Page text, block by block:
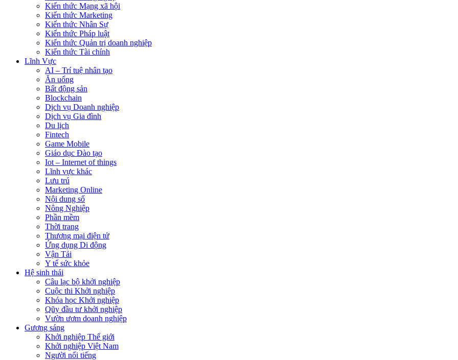
Kiến thức Mạng xã hội
Kiến thức Marketing
Kiến thức Nhân Sự
Kiến thức Pháp luật
Kiến thức Quản trị doanh nghiệp
Kiến thức Tài chính
Lĩnh Vực
AI – Trí tuệ nhân tạo
Ăn uống
Bất động sản
Blockchain
Dịch vụ Doanh nghiệp
Dịch vụ Gia đình
Du lịch
Fintech
Game Mobile
Giáo dục Đào tạo
Iot – Internet of things
Lĩnh vực khác
Lưu trú
Marketing Online
Nội dung số
Nông Nghiệp
Phần mềm
Thời trang
Thương mại điện tử
Ứng dụng Di động
Vận Tải
Y tế sức khỏe
Hệ sinh thái
Câu lạc bộ khởi nghiệp
Cuộc thi Khởi nghiệp
Khóa học Khởi nghiệp
Qũy đầu tư khởi nghiệp
Vườn ươm doanh nghiệp
Gương sáng
Khởi nghiệp Thế giới
Khởi nghiệp Việt Nam
Người nổi tiếng